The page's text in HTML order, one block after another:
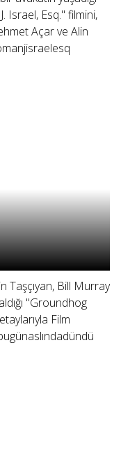
Israel, Esq." filmini,
Açar ve Alin
Taşçıyan, Bill Murray
"Groundhog
Film